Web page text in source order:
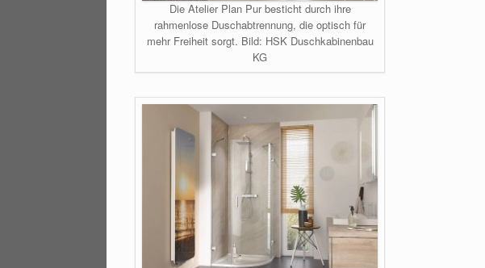
Die Atelier Plan Pur besticht durch ihre
rahmenlose Duschabtrennung, die optisch für
mehr Freiheit sorgt. Bild: HSK Duschkabinenbau
KG